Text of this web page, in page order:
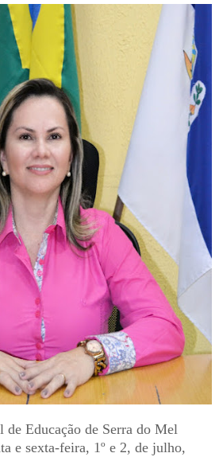
Educação de Serra do Mel
e sexta-feira, 1º e 2, de julho,